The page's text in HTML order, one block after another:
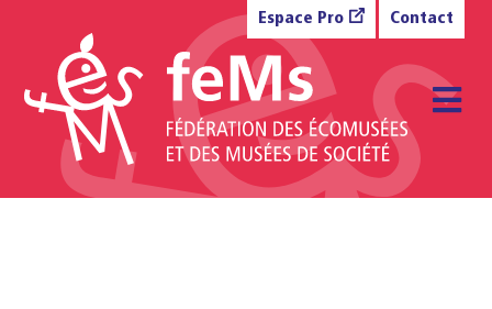
Espace Pro Contact